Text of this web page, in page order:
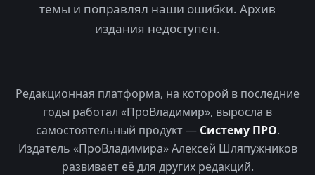
темы и поправлял наши ошибки. Архив
издания недоступен.
Редакционная платформа, на которой в последние
годы работал «ПроВладимир», выросла в
самостоятельный продукт — Систему ПРО.
Издатель «ПроВладимира» Алексей Шляпужников
развивает её для других редакций.